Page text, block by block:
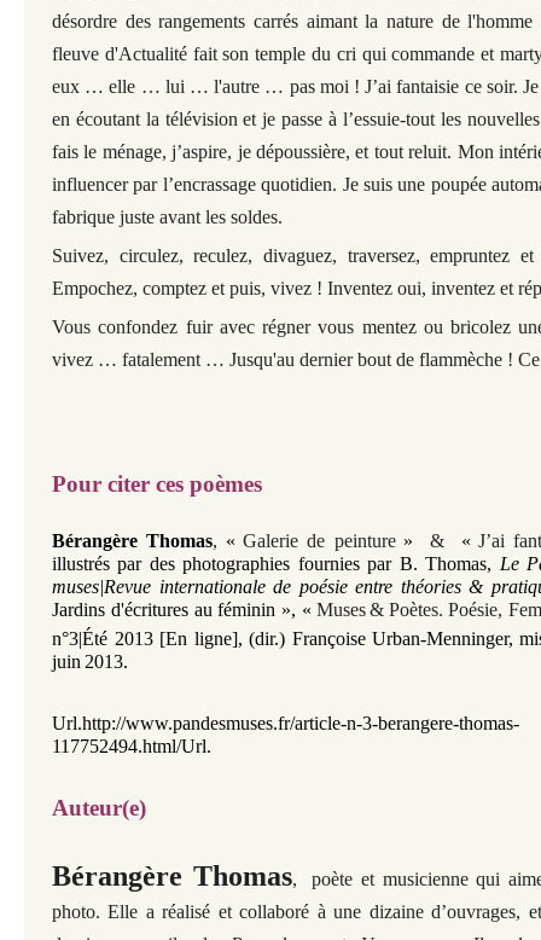
désordre des rangements carrés aimant la nature de
fleuve d'Actualité fait son temple du cri qui commande et
eux … elle … lui … l'autre … pas moi ! J’ai fantaisie ce soir. Je
en écoutant la télévision et je passe à l’essuie-tout les
fais le ménage, j’aspire, je dépoussière, et tout reluit. Mon
influencer par l’encrassage quotidien. Je suis une poupée
fabrique juste avant les soldes.
Suivez, circulez, reculez, divaguez, traversez, empruntez et
Empochez, comptez et puis, vivez ! Inventez oui, inventez et
Vous confondez fuir avec régner vous mentez ou bricolez
vivez … fatalement … Jusqu'au dernier bout de flammèche ! Ce
Pour citer ces poèmes
Bérangère Thomas, « Galerie de peinture » & « J’ai
illustrés par des photographies fournies par B. Thomas, Le
muses|Revue internationale de poésie entre théories &
Jardins d'écritures au féminin », « Muses & Poètes. Poésie,
n°3|Été 2013 [En ligne], (dir.) Françoise Urban-Menninger,
juin 2013.
Url.http://www.pandesmuses.fr/article-n-3-berangere-thomas-
117752494.html/Url.
Auteur(e)
Bérangère Thomas,
poète et musicienne qui
photo. Elle a réalisé et collaboré à une dizaine d’ouvrages,